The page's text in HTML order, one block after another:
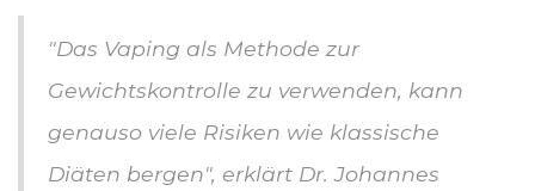
"Das Vaping als Methode zur
Gewichtskontrolle zu verwenden, kann
genauso viele Risiken wie klassische
Diäten bergen", erklärt Dr. Johannes